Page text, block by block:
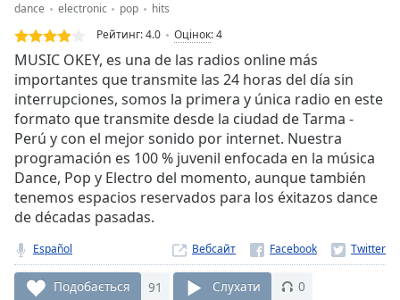
Loaded :
0.00%
Stream
TypeLIVE
Seek to
currently
behind
LIVE
Remaining
Time-
Playback
Rate
dance electronic pop
hits
Рейтинг:4.0 Оцінок:4
MUSIC OKEY, es una de las radios online más
importantes que transmite las 24 horas del día sin
interrupciones, somos la primera y única radio en este
formato que transmite desde la ciudad de Tarma -
Perú y con el mejor sonido por internet. Nuestra
programación es 100 % juvenil enfocada en la música
Dance, Pop y Electro del momento, aunque también
tenemos espacios reservados para los éxitazos dance
de décadas pasadas.
Español Вебсайт
Подобається 91 Слухати 0